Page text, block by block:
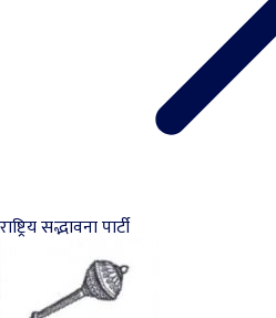
राष्ट्रिय सद्भावना पार्टी